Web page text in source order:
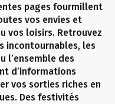
pages fourmillent
vos envies et
vos loisirs. Retrouvez
incontournables, les
l’ensemble des
d’informations
vos sorties riches en
Des festivités